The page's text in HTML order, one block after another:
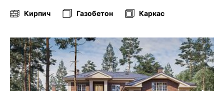
Кирпич Газобетон Каркас